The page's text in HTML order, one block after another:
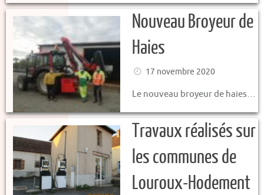
Nouveau Broyeur de
Haies
17 novembre 2020
Le nouveau broyeur de haies…
Travaux réalisés sur
les communes de
Louroux-Hodement